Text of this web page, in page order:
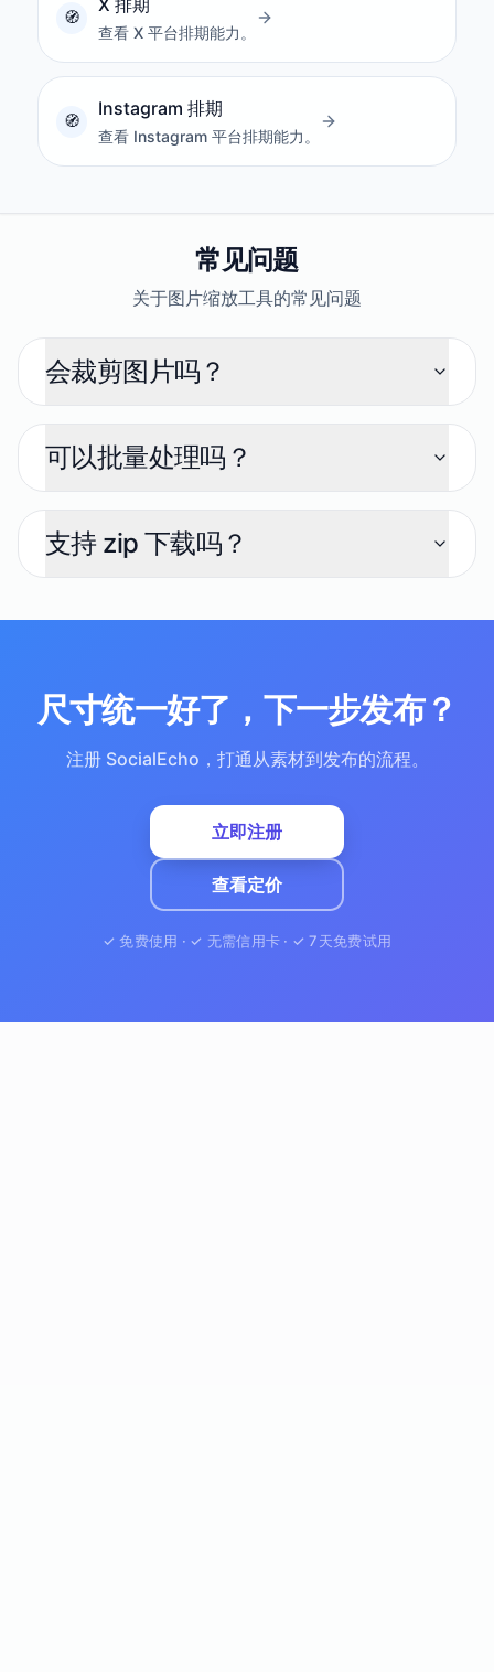
X 排期
查看 X 平台排期能力。
Instagram 排期
查看 Instagram 平台排期能力。
常见问题
关于图片缩放工具的常见问题
会裁剪图片吗？
可以批量处理吗？
支持 zip 下载吗？
尺寸统一好了，下一步发布？
注册 SocialEcho，打通从素材到发布的流程。
立即注册
查看定价
✓ 免费使用 · ✓ 无需信用卡 · ✓ 7天免费试用